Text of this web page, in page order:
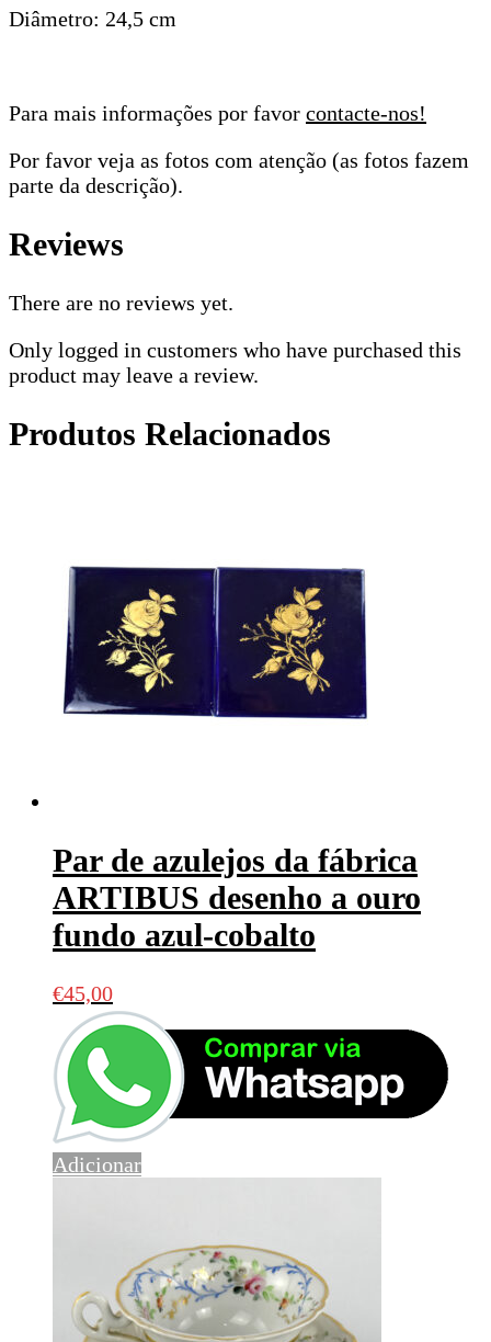
Diâmetro: 24,5 cm
Para mais informações por favor contacte-nos!
Por favor veja as fotos com atenção (as fotos fazem
parte da descrição).
Reviews
There are no reviews yet.
Only logged in customers who have purchased this
product may leave a review.
Produtos Relacionados
Par de azulejos da fábrica
ARTIBUS desenho a ouro
fundo azul-cobalto
€45,00
Adicionar